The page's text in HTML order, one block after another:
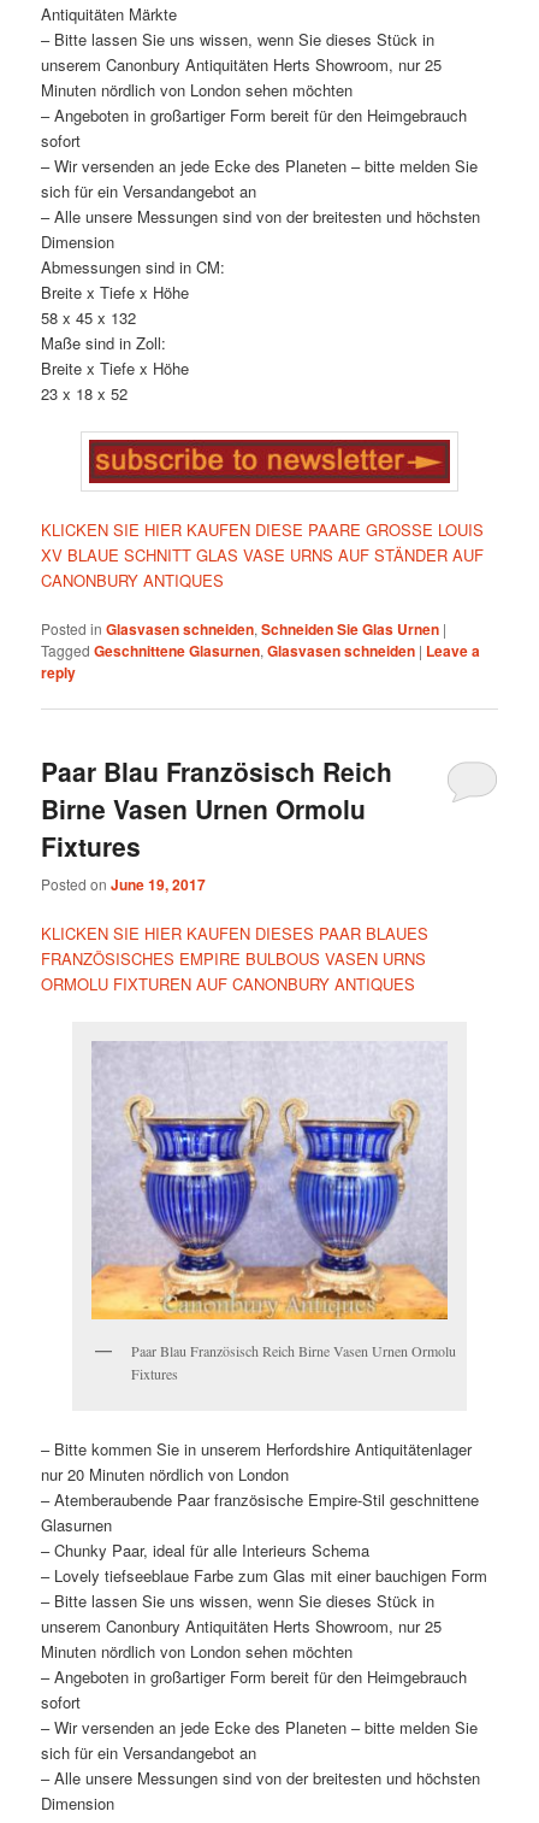
Antiquitäten Märkte
– Bitte lassen Sie uns wissen, wenn Sie dieses Stück in
unserem Canonbury Antiquitäten Herts Showroom, nur 25
Minuten nördlich von London sehen möchten
– Angeboten in großartiger Form bereit für den Heimgebrauch
sofort
– Wir versenden an jede Ecke des Planeten – bitte melden Sie
sich für ein Versandangebot an
– Alle unsere Messungen sind von der breitesten und höchsten
Dimension
Abmessungen sind in CM:
Breite x Tiefe x Höhe
58 x 45 x 132
Maße sind in Zoll:
Breite x Tiefe x Höhe
23 x 18 x 52
KLICKEN SIE HIER KAUFEN DIESE PAARE GROSSE LOUIS
XV BLAUE SCHNITT GLAS VASE URNS AUF STÄNDER AUF
CANONBURY ANTIQUES
Posted in Glasvasen schneiden,Schneiden Sie Glas Urnen |
Tagged Geschnittene Glasurnen,Glasvasen schneiden | Leave a
reply
Paar Blau Französisch Reich
Birne Vasen Urnen Ormolu
Fixtures
Posted onJune 19, 2017
KLICKEN SIE HIER KAUFEN DIESES PAAR BLAUES
FRANZÖSISCHES EMPIRE BULBOUS VASEN URNS
ORMOLU FIXTUREN AUF CANONBURY ANTIQUES
Paar Blau Französisch Reich Birne Vasen Urnen Ormolu
Fixtures
– Bitte kommen Sie in unserem Herfordshire Antiquitätenlager
nur 20 Minuten nördlich von London
– Atemberaubende Paar französische Empire-Stil geschnittene
Glasurnen
– Chunky Paar, ideal für alle Interieurs Schema
– Lovely tiefseeblaue Farbe zum Glas mit einer bauchigen Form
– Bitte lassen Sie uns wissen, wenn Sie dieses Stück in
unserem Canonbury Antiquitäten Herts Showroom, nur 25
Minuten nördlich von London sehen möchten
– Angeboten in großartiger Form bereit für den Heimgebrauch
sofort
– Wir versenden an jede Ecke des Planeten – bitte melden Sie
sich für ein Versandangebot an
– Alle unsere Messungen sind von der breitesten und höchsten
Dimension